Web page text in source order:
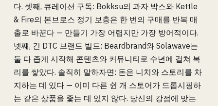
다. 셋째, 큐레이션 구독: Bokksu의 과자 박스와 Kettle
& Fire의 본브로스 정기 보충은 한 번의 구매를 반복 매
출로 바꾼다 — 만들기 가장 어렵지만 가장 방어적이다.
넷째, 긴 DTC 브랜드 빌드: Beardbrand와 Solawave는
둘 다 좁게 시작해 콘텐츠와 커뮤니티로 수년에 걸쳐 복
리를 쌓았다. 솔직히 말하자면: 돈은 니치와 스토리를 차
지하는 데 있다 — 이미 다른 쉰 개 스토어가 드롭시핑하
는 같은 상품을 좇는 데 있지 않다. 당신의 강점에 맞는